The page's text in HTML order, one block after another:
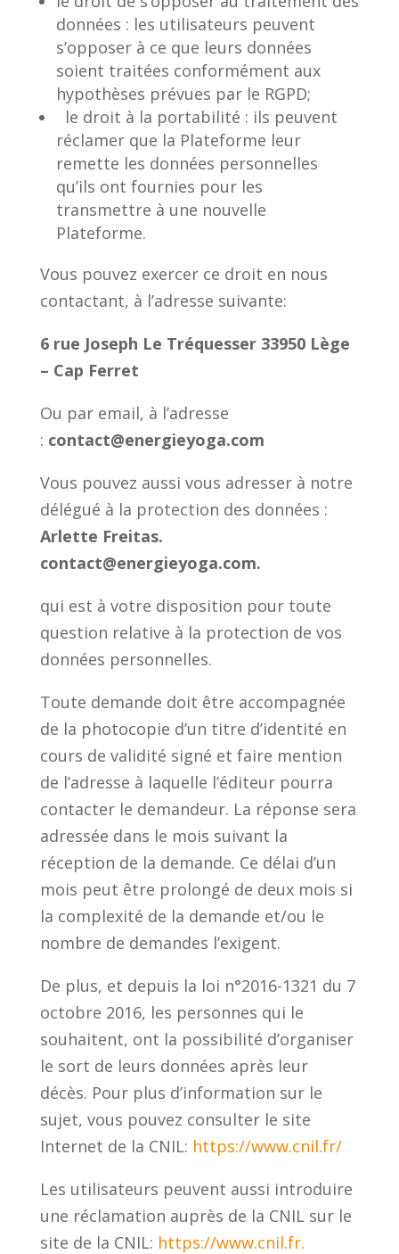
données : les utilisateurs peuvent
s’opposer à ce que leurs données
soient traitées conformément aux
hypothèses prévues par le RGPD;
le droit à la portabilité : ils peuvent
réclamer que la Plateforme leur
remette les données personnelles
qu’ils ont fournies pour les
transmettre à une nouvelle
Plateforme.
Vous pouvez exercer ce droit en nous
contactant, à l’adresse suivante:
6 rue Joseph Le Tréquesser 33950 Lège
– Cap Ferret
Ou par email, à l’adresse
: contact@energieyoga.com
Vous pouvez aussi vous adresser à notre
délégué à la protection des données :
Arlette Freitas.
contact@energieyoga.com.
qui est à votre disposition pour toute
question relative à la protection de vos
données personnelles.
Toute demande doit être accompagnée
de la photocopie d’un titre d’identité en
cours de validité signé et faire mention
de l’adresse à laquelle l’éditeur pourra
contacter le demandeur. La réponse sera
adressée dans le mois suivant la
réception de la demande. Ce délai d’un
mois peut être prolongé de deux mois si
la complexité de la demande et/ou le
nombre de demandes l’exigent.
De plus, et depuis la loi n°2016-1321 du 7
octobre 2016, les personnes qui le
souhaitent, ont la possibilité d’organiser
le sort de leurs données après leur
décès. Pour plus d’information sur le
sujet, vous pouvez consulter le site
Internet de la CNIL: https://www.cnil.fr/
Les utilisateurs peuvent aussi introduire
une réclamation auprès de la CNIL sur le
site de la CNIL: https://www.cnil.fr.